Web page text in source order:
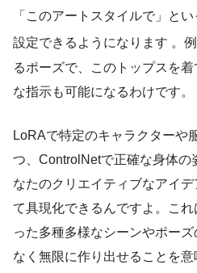
「このアートスタイルで」と
設定できるようになります 。
るポーズで、このトップスを
な指示も可能になるわけです。
LoRAで特定のキャラクターや
つ、ControlNetで正確な身体の
なたのクリエイティブなアイ
て具現化できるんですよ。こ
った多種多様なシーンやポー
なく無限に作り出せることを意